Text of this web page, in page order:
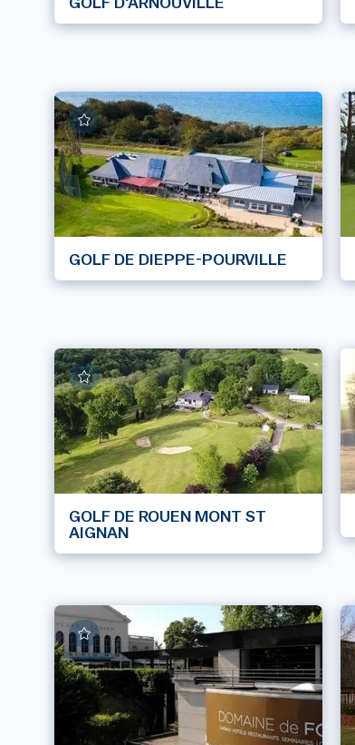
GOLF DE DIEPPE-POURVILLE
GOLF DE ROUEN MONT ST
AIGNAN